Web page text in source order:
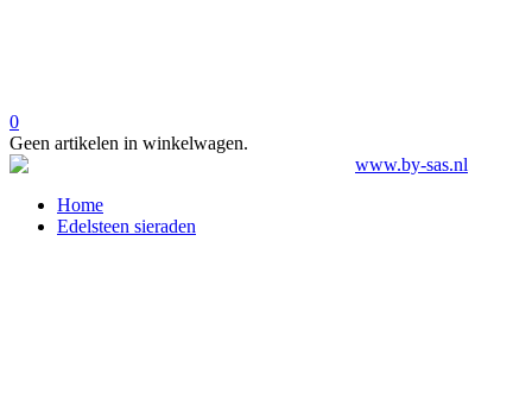
0
Geen artikelen in winkelwagen.
Home
Edelsteen sieraden